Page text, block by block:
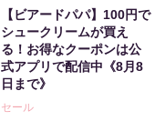
【ビアードパパ】100円で
シュークリームが買え
る！お得なクーポンは公
式アプリで配信中《8月8
日まで》
セール